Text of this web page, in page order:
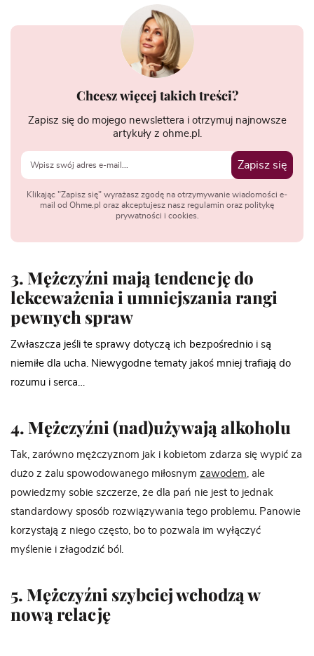
Chcesz więcej takich treści?
Zapisz się do mojego newslettera i otrzymuj najnowsze
artykuły z ohme.pl.
Zapisz się
Klikając "Zapisz się" wyrażasz zgodę na otrzymywanie wiadomości e-
mail od Ohme.pl oraz akceptujesz nasz regulamin oraz politykę
prywatności i cookies.
3. Mężczyźni mają tendencję do
lekceważenia i umniejszania rangi
pewnych spraw
Zwłaszcza jeśli te sprawy dotyczą ich bezpośrednio i są
niemiłe dla ucha. Niewygodne tematy jakoś mniej trafiają do
rozumu i serca…
4. Mężczyźni (nad)używają alkoholu
Tak, zarówno mężczyznom jak i kobietom zdarza się wypić za
dużo z żalu spowodowanego miłosnym zawodem, ale
powiedzmy sobie szczerze, że dla pań nie jest to jednak
standardowy sposób rozwiązywania tego problemu. Panowie
korzystają z niego często, bo to pozwala im wyłączyć
myślenie i złagodzić ból.
5. Mężczyźni szybciej wchodzą w
nową relację